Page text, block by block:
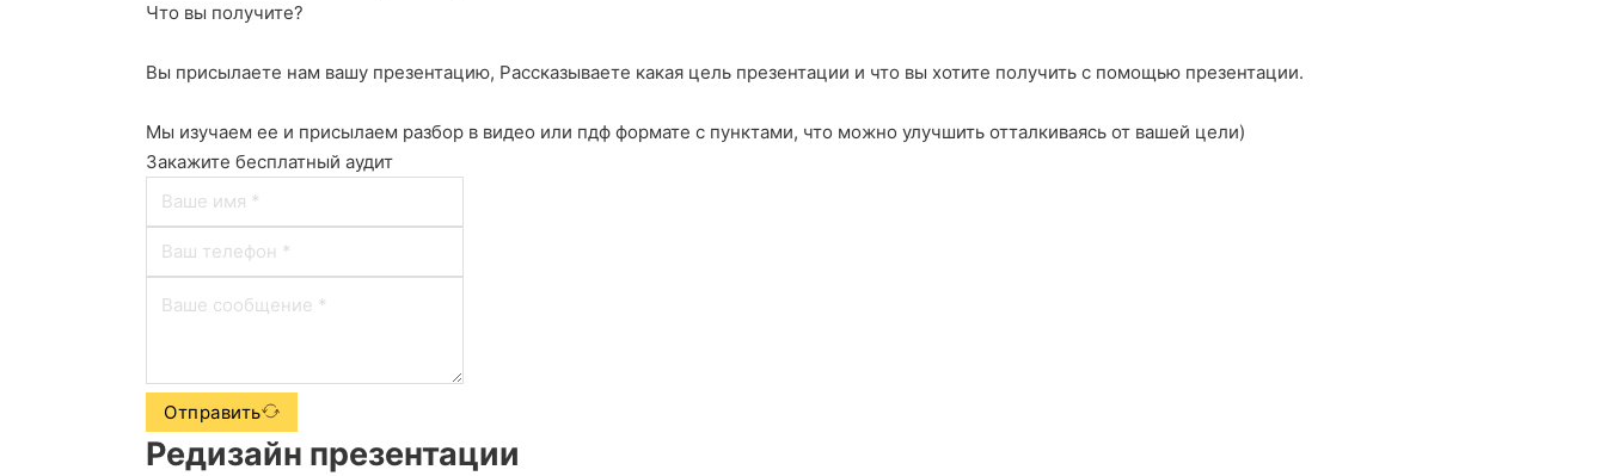
Что вы получите?
Вы присылаете нам вашу презентацию, Рассказываете какая цель презентации и что вы хотите получить с помощью презентации.
Мы изучаем ее и присылаем разбор в видео или пдф формате с пунктами, что можно улучшить отталкиваясь от вашей цели)
Закажите бесплатный аудит
Отправить
Редизайн презентации